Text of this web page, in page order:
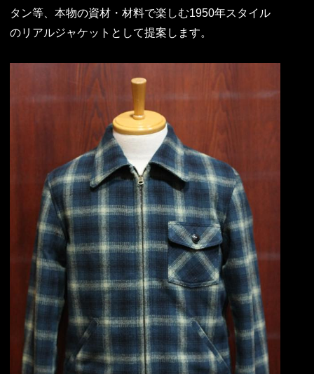
タン等、本物の資材・材料で楽しむ1950年スタイル
のリアルジャケットとして提案します。